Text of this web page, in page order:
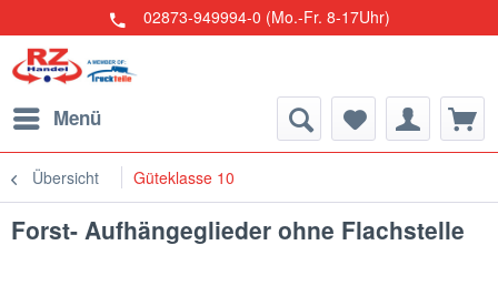
02873-949994-0 (Mo.-Fr. 8-17Uhr)
Menü
Übersicht Güteklasse 10
Forst- Aufhängeglieder ohne Flachstelle